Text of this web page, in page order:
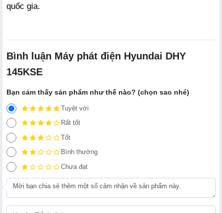
quốc gia.
Bình luận Máy phát điện Hyundai DHY
145KSE
Bạn cảm thấy sản phẩm như thế nào? (chọn sao nhé)
Tuyệt vời
Rất tốt
Tốt
Bình thường
Chưa đạt